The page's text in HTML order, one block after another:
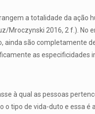
a totalidade da ação
Mroczynski 2016, 2 f.). No
ainda são completamente
as especificidades
à qual as pessoas
tipo de vida-duto e essa é